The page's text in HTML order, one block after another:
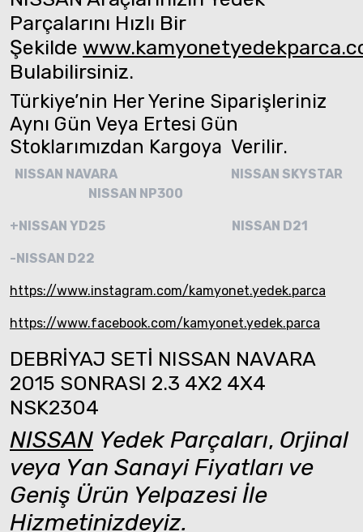
Parçalarını Hızlı Bir
Şekilde
Bulabilirsiniz.
Türkiye’nin Her Yerine Siparişleriniz
Aynı Gün Veya Ertesi Gün
Stoklarımızdan Kargoya Verilir.
NISSAN NAVARA
NISSAN SKYSTAR
NISSAN NP300
+NISSAN YD25 NISSAN D21
-NISSAN D22
https://www.instagram.com/kamyonet.yedek.parca
https://www.facebook.com/kamyonet.yedek.parca
DEBRİYAJ SETİ NISSAN NAVARA
2015 SONRASI 2.3 4X2 4X4
NSK2304
NISSAN Yedek Parçaları, Orjinal
veya Yan Sanayi Fiyatları ve
Geniş Ürün Yelpazesi İle
Hizmetinizdeyiz.